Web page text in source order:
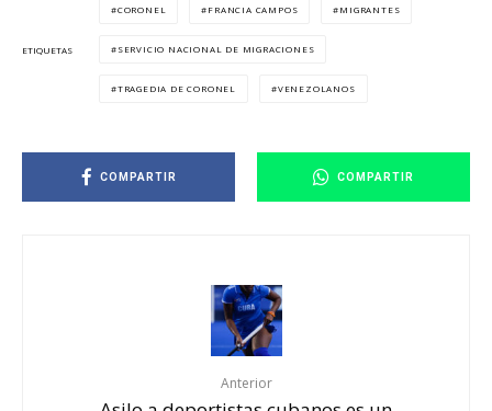
ETIQUETAS
CORONEL FRANCIA CAMPOS MIGRANTES
SERVICIO NACIONAL DE MIGRACIONES
TRAGEDIA DE CORONEL VENEZOLANOS
COMPARTIR COMPARTIR
Anterior